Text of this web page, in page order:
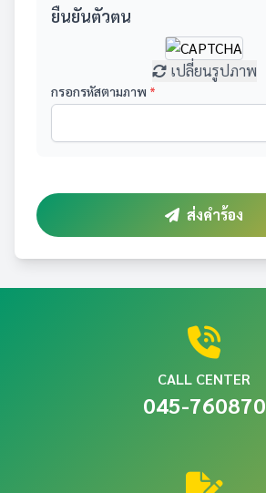
ยืนยันตัวตน
เปลี่ยนรูปภาพ
กรอกรหัสตามภาพ *
ส่งคำร้อง
CALL CENTER
045-760870